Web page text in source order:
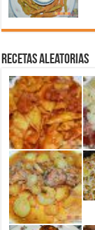
Recetas aleatorias